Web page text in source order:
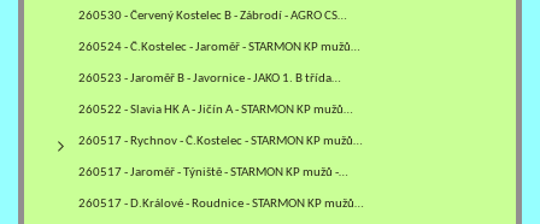
260530 - Červený Kostelec B - Zábrodí - AGRO CS…
260524 - Č.Kostelec - Jaroměř - STARMON KP mužů…
260523 - Jaroměř B - Javornice - JAKO 1. B třída…
260522 - Slavia HK A - Jičín A - STARMON KP mužů…
260517 - Rychnov - Č.Kostelec - STARMON KP mužů…
260517 - Jaroměř - Týniště - STARMON KP mužů -…
260517 - D.Králové - Roudnice - STARMON KP mužů…